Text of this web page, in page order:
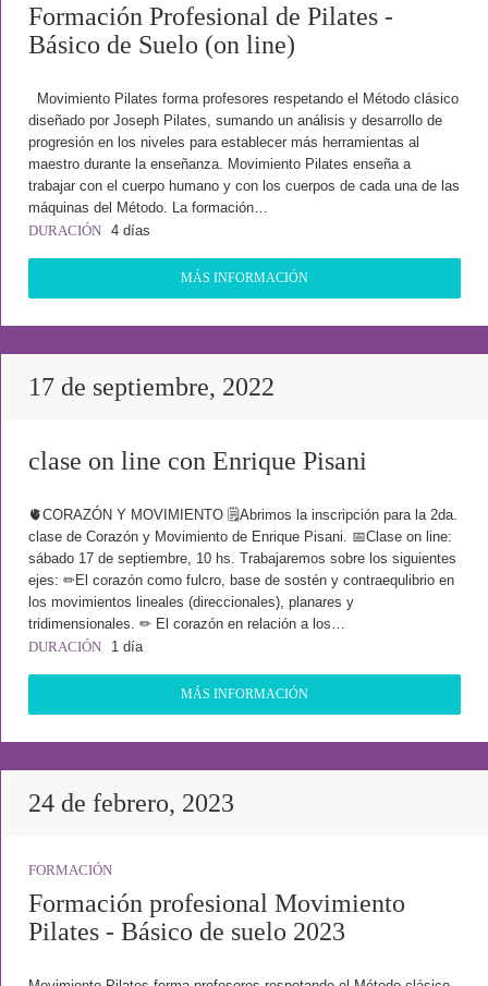
Formación Profesional de Pilates -
Básico de Suelo (on line)
Movimiento Pilates forma profesores respetando el Método clásico
diseñado por Joseph Pilates, sumando un análisis y desarrollo de
progresión en los niveles para establecer más herramientas al
maestro durante la enseñanza. Movimiento Pilates enseña a
trabajar con el cuerpo humano y con los cuerpos de cada una de las
máquinas del Método. La formación…
DURACIÓN
4 días
MÁS INFORMACIÓN
17 de septiembre, 2022
clase on line con Enrique Pisani
🫀CORAZÓN Y MOVIMIENTO 🗒Abrimos la inscripción para la 2da.
clase de Corazón y Movimiento de Enrique Pisani. 📅Clase on line:
sábado 17 de septiembre, 10 hs. Trabajaremos sobre los siguientes
ejes: ✏El corazón como fulcro, base de sostén y contraequlibrio en
los movimientos lineales (direccionales), planares y
tridimensionales. ✏ El corazón en relación a los…
DURACIÓN
1 día
MÁS INFORMACIÓN
24 de febrero, 2023
FORMACIÓN
Formación profesional Movimiento
Pilates - Básico de suelo 2023